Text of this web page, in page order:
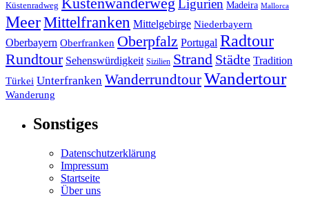
Küstenradweg Küstenwanderweg Ligurien Madeira Mallorca
MeerMittelfranken Mittelgebirge Niederbayern
Oberbayern Oberfranken Oberpfalz Portugal Radtour
Rundtour Sehenswürdigkeit Sizilien Strand Städte Tradition
Türkei Unterfranken WanderrundtourWandertour
Wanderung
Sonstiges
Datenschutzerklärung
Impressum
Startseite
Über uns